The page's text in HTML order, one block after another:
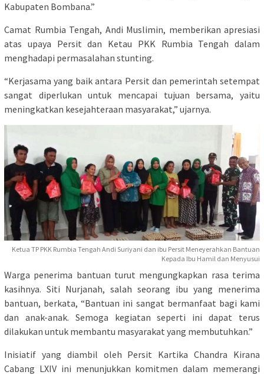
Kabupaten Bombana.”
Camat Rumbia Tengah, Andi Muslimin, memberikan apresiasi
atas upaya Persit dan Ketau PKK Rumbia Tengah dalam
menghadapi permasalahan stunting.
“Kerjasama yang baik antara Persit dan pemerintah setempat
sangat diperlukan untuk mencapai tujuan bersama, yaitu
meningkatkan kesejahteraan masyarakat,” ujarnya.
Ketua TP PKK Rumbia Tengah Andi Suriyani dan ibu Persit Meneyerahkan Bantuan
Kepada Ibu Hamil dan Menyusui
Warga penerima bantuan turut mengungkapkan rasa terima
kasihnya. Siti Nurjanah, salah seorang ibu yang menerima
bantuan, berkata, “Bantuan ini sangat bermanfaat bagi kami
dan anak-anak. Semoga kegiatan seperti ini dapat terus
dilakukan untuk membantu masyarakat yang membutuhkan.”
Inisiatif yang diambil oleh Persit Kartika Chandra Kirana
Cabang LXIV ini menunjukkan komitmen dalam memerangi